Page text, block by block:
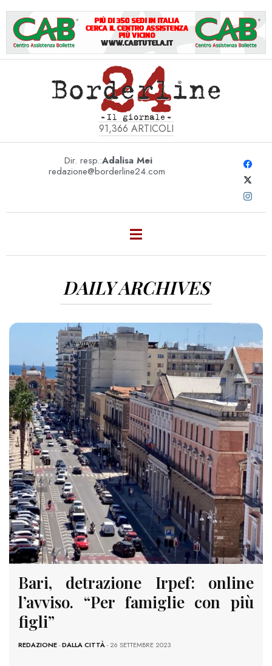
91,366 ARTICOLI
Dir. resp.:Adalisa Mei
redazione@borderline24.com
DAILY ARCHIVES
416 VIEWS
Bari, detrazione Irpef: online
l’avviso. “Per famiglie con più
figli”
REDAZIONE-DALLA CITTÀ- 26 SETTEMBRE 2023